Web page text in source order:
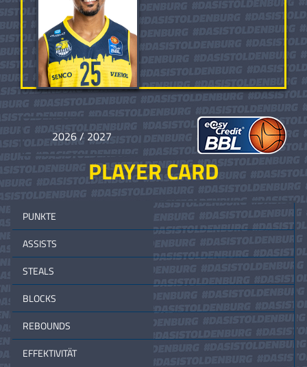
2026 / 2027
PLAYER CARD
PUNKTE
ASSISTS
STEALS
BLOCKS
REBOUNDS
EFFEKTIVITÄT